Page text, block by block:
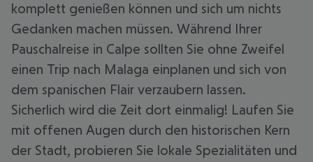
komplett genießen können und sich um nichts
Gedanken machen müssen. Während Ihrer
Pauschalreise in Calpe sollten Sie ohne Zweifel
einen Trip nach Malaga einplanen und sich von
dem spanischen Flair verzaubern lassen.
Sicherlich wird die Zeit dort einmalig! Laufen Sie
mit offenen Augen durch den historischen Kern
der Stadt, probieren Sie lokale Spezialitäten und